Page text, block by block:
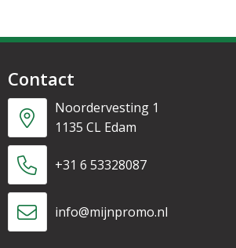
Contact
Noordervesting 1
1135 CL Edam
+31 6 53328087
info@mijnpromo.nl